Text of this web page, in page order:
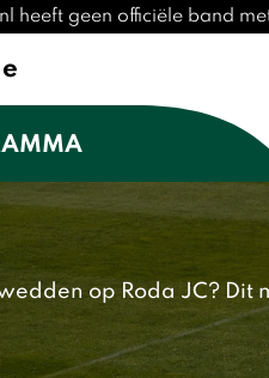
heeft geen officiële band
op Roda JC? Dit